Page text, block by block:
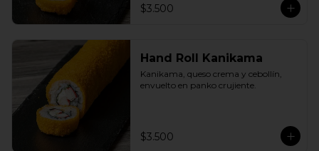
$3.500
Hand Roll Kanikama
Kanikama, queso crema y cebollín,
envuelto en panko crujiente.
$3.500